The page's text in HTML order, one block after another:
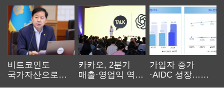
비트코인도
국가자산으로…'
카카오, 2분기
매출·영업익 역대
가입자 증가
·AIDC 성장…